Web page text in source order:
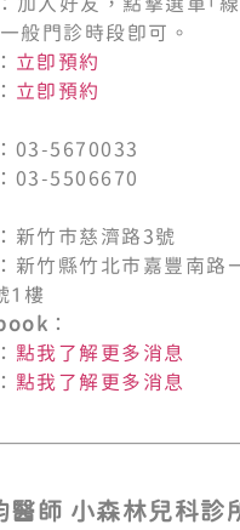
般門診時段即可。
立即預約
立即預約
03-5670033
03-5506670
新竹市慈濟路3號
新竹縣竹北市嘉豐南路
1樓
：
點我了解更多消息
點我了解更多消息
醫師 小森林兒科診